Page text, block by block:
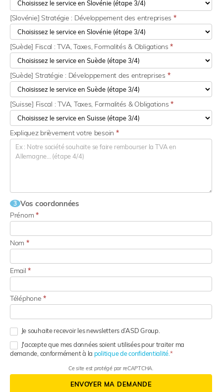
[Slovénie] Stratégie : Développement des entreprises *
[Suède] Fiscal : TVA, Taxes, Formalités & Obligations*
[Suède] Stratégie : Développement des entreprises *
[Suisse] Fiscal : TVA, Taxes, Formalités & Obligations*
Expliquez brièvement votre besoin *
3 Vos coordonnées
Prénom*
Nom *
Email*
Téléphone*
Je souhaite recevoir les newsletters d’ASD Group.
J'accepte que mes données soient utilisées pour traiter ma
demande, conformément à la politique de confidentialité.
Ce site est protégé par reCAPTCHA.
ENVOYER MA DEMANDE